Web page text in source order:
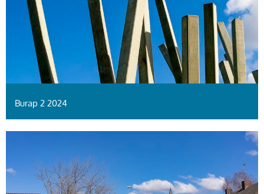
Burap 2 2024